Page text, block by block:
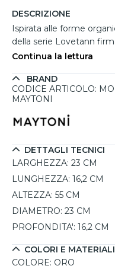
DESCRIZIONE
Ispirata alle forme
della serie Lovetann
illuminazione in un
stilizzate, diffondono
d’ombra sulle pareti.
zone living o ambienti
40W. Con un’altezza di
coniuga presenza
Continua la lettura
BRAND
CODICE ARTICOLO:
MAYTONI
DETTAGLI TECNICI
LARGHEZZA: 23 CM
LUNGHEZZA: 16,2 CM
ALTEZZA: 55 CM
DIAMETRO: 23 CM
PROFONDITA': 16,2 CM
COLORI E MATERIALI
COLORE: ORO